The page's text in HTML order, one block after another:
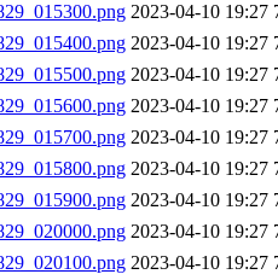
2023-04-10 19:27
2023-04-10 19:27
2023-04-10 19:27
2023-04-10 19:27
2023-04-10 19:27
2023-04-10 19:27
2023-04-10 19:27
2023-04-10 19:27
2023-04-10 19:27